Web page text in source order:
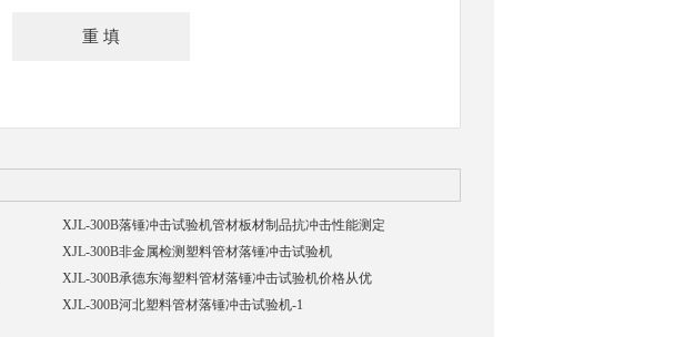
XJL-300B落锤冲击试验机管材板材制品抗冲击性能测定
XJL-300B非金属检测塑料管材落锤冲击试验机
XJL-300B承德东海塑料管材落锤冲击试验机价格从优
XJL-300B河北塑料管材落锤冲击试验机-1